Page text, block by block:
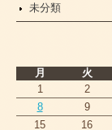
未分類
月
火
1
2
8
9
15
16